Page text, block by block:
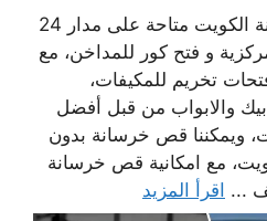
خدمات شركة قص خرسانة الكويت متاحة على مدار 24
و فتح كور للمداخن، مع
تخريم للمكيفات،
والابواب من قبل أفضل
ويمكننا قص خرسانة بدون
مع امكانية قص خرسانة
... اقرأ المزيد